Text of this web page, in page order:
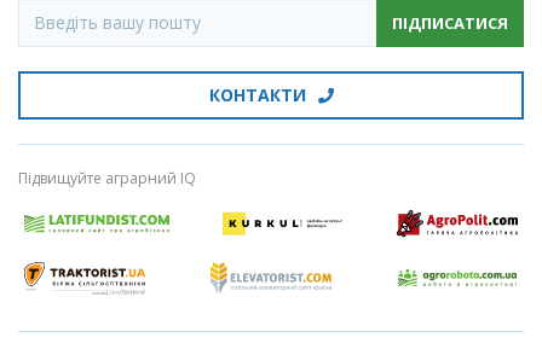
ПІДПИСАТИСЯ
КОНТАКТИ
Підвищуйте аграрний IQ